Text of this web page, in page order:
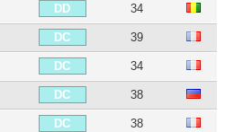
DD 34
DC 39
DC 34
DC 38
DC 38